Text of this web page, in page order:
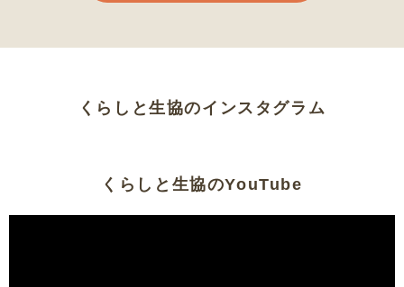
くらしと生協のインスタグラム
くらしと生協のYouTube